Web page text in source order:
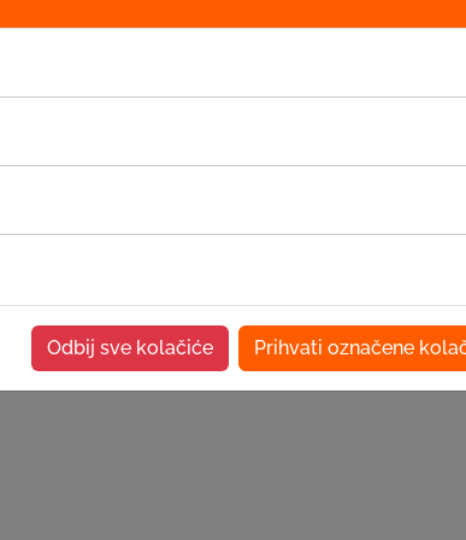
Odbij sve kolačiće Prihvati označene